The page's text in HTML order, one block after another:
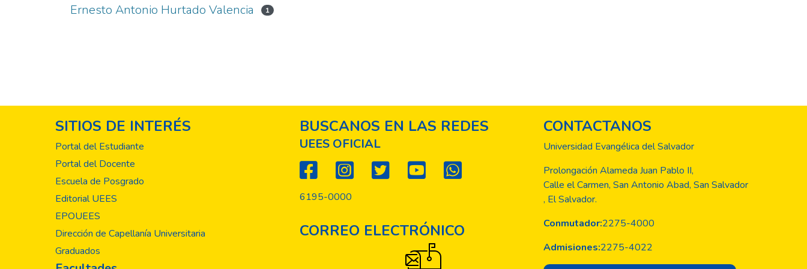
Ernesto Antonio Hurtado Valencia 1
SITIOS DE INTERÉS
Portal del Estudiante
Portal del Docente
Escuela de Posgrado
Editorial UEES
EPOUEES
Dirección de Capellanía Universitaria
Graduados
BUSCANOS EN LAS REDES
UEES OFICIAL
6195-0000
CORREO ELECTRÓNICO
CONTACTANOS
Universidad Evangélica del Salvador
Prolongación Alameda Juan Pablo II,
Calle el Carmen, San Antonio Abad, San Salvador
, El Salvador.
Conmutador:2275-4000
Admisiones:2275-4022